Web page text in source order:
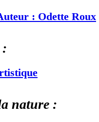
: Odette Roux
:
nature :